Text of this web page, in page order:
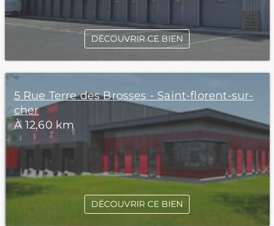
DÉCOUVRIR CE BIEN
5 Rue Terre des Brosses - Saint-florent-sur-
cher
À 12,60 km
DÉCOUVRIR CE BIEN